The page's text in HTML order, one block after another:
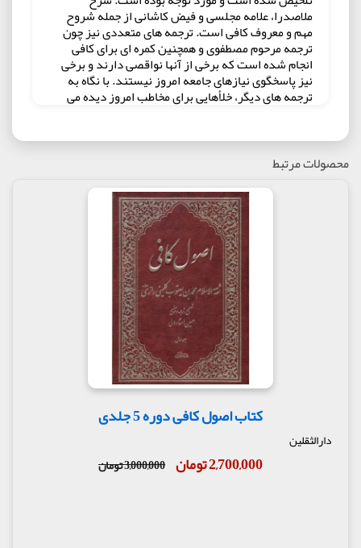
ملاصدرا، علامه مجلسی و فیض کاشانی از جمله شروح
مهم و معروف کافی است. ترجمه های متعددی نیز چون
ترجمه مرحوم مصطفوی و همچنین کمره ای برای کافی
انجام شده است که برخی از آنها نواقصی دارند و برخی
نیز پاسخگوی نیازهای جامعه امروز نیستند. با نگاه به
ترجمه های دیگر، خلأهایی برای مخاطب امروز دیده می
شود که تلاش شده در ترجمه حاضر، چنین نقصی وجود
فرهنگ اهل بیت(ع) قابل استفاده باشد. برخی از ویژگی
های اصول کافی با ترجمه حسین انصاریان : «رعایت اصول
و قواعد دستور زبانی فارسی»، «استفاده از واژگان
درست، دقیق و خوش آهنگ»، «انتخاب نزدیکترین واژگان
معادل»، «توجه به باطن کلام معصوم(ع) و لحاظ اصطلاحات
و ضرب المثل ها»، «توجه ویژه به شروح معتبر اصول
کافی»، «ارزیابی و مطالعه دقیق ترجمه های موجود اصول
کافی و استفاده از نقات قوت آنها»، «وفاداری کامل به متن
کتاب و تمایز توضیحات مترجم از متن اصلی»، «چینش نو و
شماره گذاری ابواب و رعایت استانداردهای پژوهشی» و
«استفاده از نسخه اصلی دارالکتب الاسلامیه و ارجاع
مصادر معتبر و رفع نقص آن»
محصولات مرتبط
کتاب اصول کافی دوره 5 جلدی
دارالثقلین
2,700,000 تومان 3,000,000 تومان